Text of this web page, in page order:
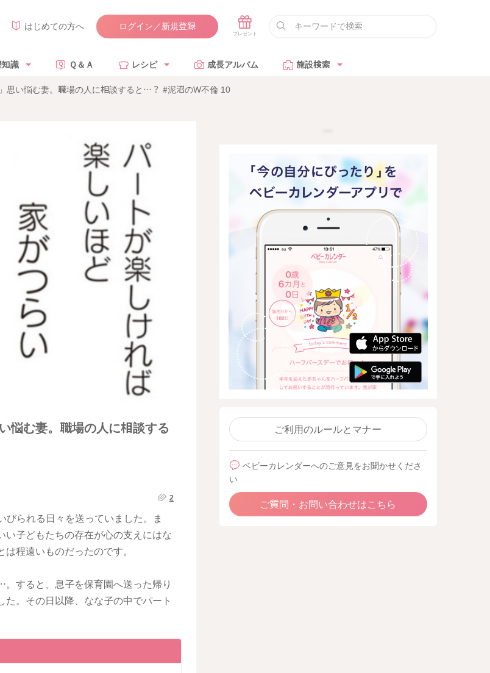
はじめての方へ ログイン／新規登録
識 Ｑ＆Ａ レシピ 成長アルバム 施設検索
思い悩む妻。職場の人に相談すると…？ #泥沼のW不倫 10
悩む妻。職場の人に相談する
2
びられる日々を送っていました。ま
子どもたちの存在が心の支えにはな
程遠いものだったのです。
すると、息子を保育園へ送った帰り
。その日以降、なな子の中でパート
ご利用のルールとマナー
ベビーカレンダーへのご意見をお聞かせくださ
い
ご質問・お問い合わせはこちら